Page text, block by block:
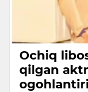
Ochiq
qilgan